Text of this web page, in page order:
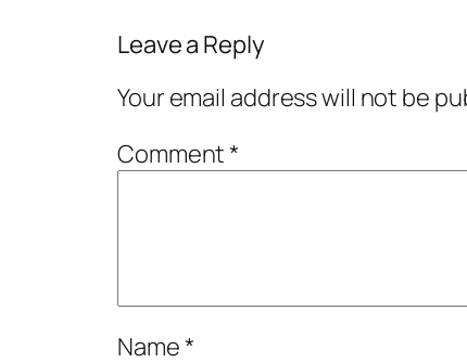
Leave a Reply
Your email address will not be
Comment*
Name*